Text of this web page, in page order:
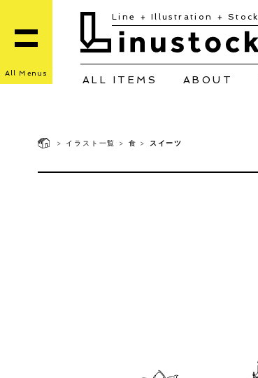
Line + Illustration + Stock
ALL ITEMS ABOUT
All Menus
> イラスト一覧 > 食 > スイーツ